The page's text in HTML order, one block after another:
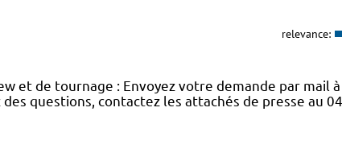
relevance:
et de tournage : Envoyez votre demande par mail à
questions, contactez les attachés de presse au